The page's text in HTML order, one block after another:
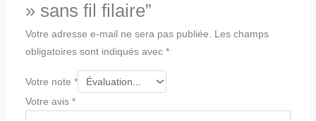
» sans fil filaire”
Votre adresse e-mail ne sera pas publiée.
Les champs
obligatoires sont indiqués avec *
Votre note *
Votre avis *